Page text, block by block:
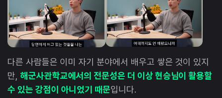
다른 사람들은 이미 자기 분야에서 배우고 쌓은 것이 있지
만, 해군사관학교에서의 전문성은 더 이상 현승님이 활용할
수 있는 강점이 아니었기 때문입니다.